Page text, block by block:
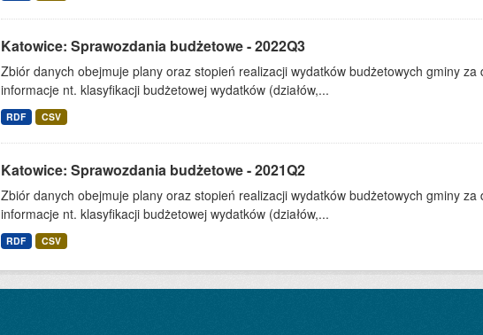
Katowice: Sprawozdania budżetowe - 2022Q3
Zbiór danych obejmuje plany oraz stopień realizacji wydatków budżetowych gminy za
informacje nt. klasyfikacji budżetowej wydatków (działów,...
RDF CSV
Katowice: Sprawozdania budżetowe - 2021Q2
Zbiór danych obejmuje plany oraz stopień realizacji wydatków budżetowych gminy za
informacje nt. klasyfikacji budżetowej wydatków (działów,...
RDF CSV